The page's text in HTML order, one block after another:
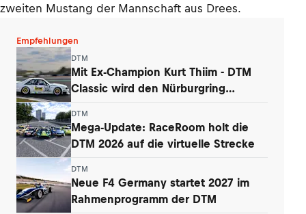
zweiten Mustang der Mannschaft aus Drees.
Empfehlungen
DTM
Mit Ex-Champion Kurt Thiim - DTM
Classic wird den Nürburgring
DTM
Mega-Update: RaceRoom holt die
DTM 2026 auf die virtuelle Strecke
DTM
Neue F4 Germany startet 2027 im
Rahmenprogramm der DTM